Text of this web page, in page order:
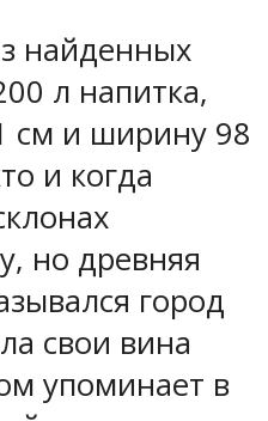
найденных
л напитка,
см и ширину 98
и когда
но древняя
город
свои вина
упоминает в